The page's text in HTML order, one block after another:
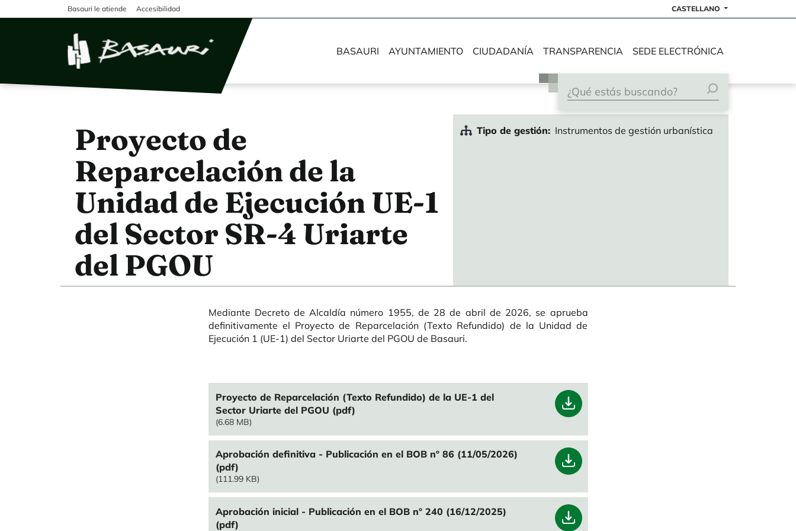
Pasar al contenido principal
Basauri le atiende Accesibilidad CASTELLANO
BASAURI AYUNTAMIENTO CIUDADANÍA TRANSPARENCIA SEDE ELECTRÓNICA
Proyecto de
Reparcelación de la
Unidad de Ejecución UE-1
del Sector SR-4 Uriarte
del PGOU
Tipo de gestión Instrumentos de gestión urbanística
Mediante Decreto de Alcaldía número 1955, de 28 de abril de 2026, se aprueba
definitivamente el Proyecto de Reparcelación (Texto Refundido) de la Unidad de
Ejecución 1 (UE-1) del Sector Uriarte del PGOU de Basauri.
File
Proyecto de Reparcelación (Texto Refundido) de la UE-1 del
Sector Uriarte del PGOU (pdf)
(6.68 MB)
File
Aprobación definitiva - Publicación en el BOB nº 86 (11/05/2026)
(pdf)
(111.99 KB)
File
Aprobación inicial - Publicación en el BOB nº 240 (16/12/2025)
(pdf)